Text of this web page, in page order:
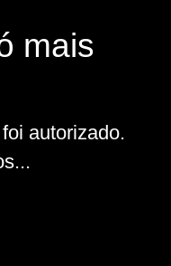
mais
autorizado.